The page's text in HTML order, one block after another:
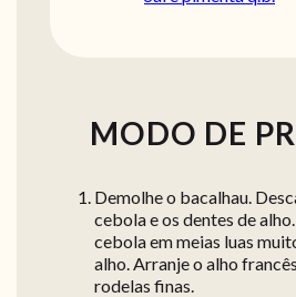
MODO DE
Demolhe o bacalhau.
cebola e os dentes de
cebola em meias luas
alho. Arranje o alho
rodelas finas.